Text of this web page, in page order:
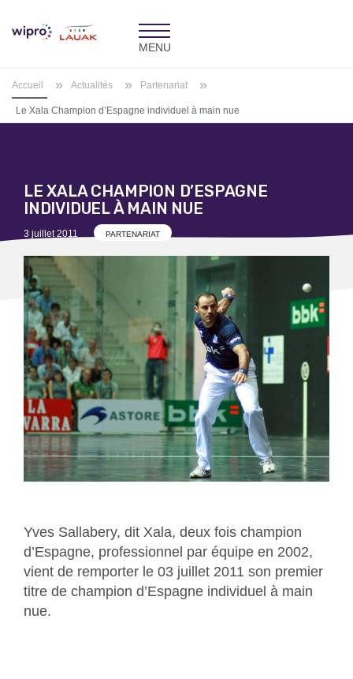
Toggle
navigation
Accueil » Actualités » Partenariat »
Le Xala Champion d’Espagne individuel à main nue
LE XALA CHAMPION D’ESPAGNE
INDIVIDUEL À MAIN NUE
Posted
3 juillet 2011 PARTENARIAT
Yves Sallabery, dit Xala, deux fois champion
d’Espagne, professionnel par équipe en 2002,
vient de remporter le 03 juillet 2011 son premier
titre de champion d’Espagne individuel à main
nue.